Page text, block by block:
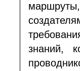
маршруты,
знаний,